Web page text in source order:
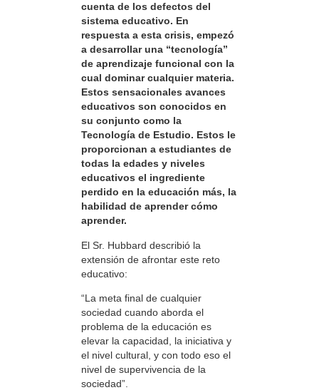
cuenta de los defectos del
sistema educativo. En
respuesta a esta crisis, empezó
a desarrollar una “tecnología”
de aprendizaje funcional con la
cual dominar cualquier materia.
Estos sensacionales avances
educativos son conocidos en
su conjunto como la
Tecnología de Estudio. Estos le
proporcionan a estudiantes de
todas la edades y niveles
educativos el ingrediente
perdido en la educación más, la
habilidad de aprender cómo
aprender.
El Sr. Hubbard describió la
extensión de afrontar este reto
educativo:
“La meta final de cualquier
sociedad cuando aborda el
problema de la educación es
elevar la capacidad, la iniciativa y
el nivel cultural, y con todo eso el
nivel de supervivencia de la
sociedad”.